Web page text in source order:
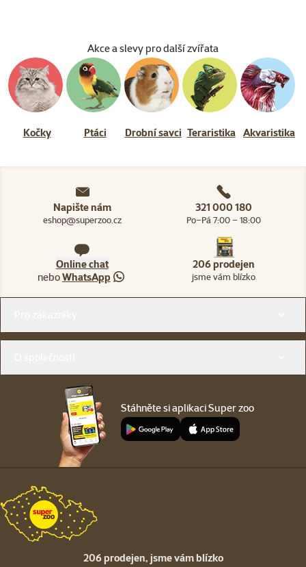
Akce a slevy pro další zvířata
Kočky Ptáci Drobní savci Teraristika Akvaristika
Napište nám
eshop@superzoo.cz
321 000 180
Po–Pá 7:00 – 18:00
Online chat
neboWhatsApp
206 prodejen
jsme vám blízko
Stáhněte si aplikaci Super zoo
206 prodejen, jsme vám blízko